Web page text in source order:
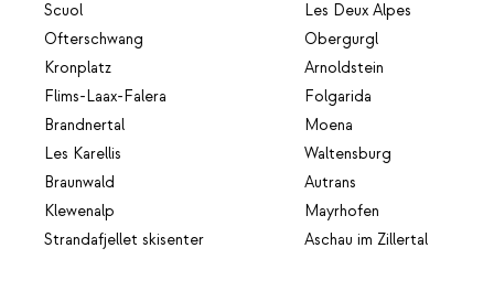
Scuol
Ofterschwang
Kronplatz
Flims-Laax-Falera
Brandnertal
Les Karellis
Braunwald
Klewenalp
Strandafjellet skisenter
Les Deux Alpes
Obergurgl
Arnoldstein
Folgarida
Moena
Waltensburg
Autrans
Mayrhofen
Aschau im Zillertal